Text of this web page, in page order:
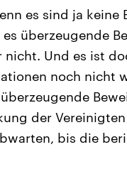
es sind ja
überzeugende
nicht. Und es ist
noch nicht
der
bis die